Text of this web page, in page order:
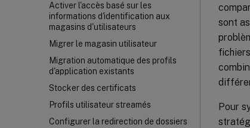
Activer l'accès basé sur les
informations d'identification aux
magasins d'utilisateurs
Migrer le magasin utilisateur
Migration automatique des profils
d'application existants
Stocker des certificats
Profils utilisateur streamés
Configurer la redirection de dossiers
sont
Pour